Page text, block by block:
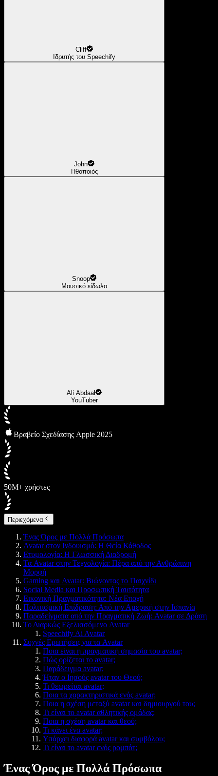
Cliff
Ιδρυτής του Speechify
John
Ηθοποιός
Snoop
Μουσικό είδωλο
Ali Abdaal
YouTuber
Βραβείο Σχεδίασης Apple 2025
50M+ χρήστες
Περιεχόμενα
Ένας Όρος με Πολλά Πρόσωπα
Avatar στον Ινδουισμό: Η Θεία Κάθοδος
Ετυμολογία: Η Γλωσσική Διαδρομή
Τα Avatar στην Τεχνολογία: Πέρα από την Ανθρώπινη
Μορφή
Gaming και Avatar: Βιώνοντας το Παιχνίδι
Social Media και Προσωπική Ταυτότητα
Εικονική Πραγματικότητα: Νέα Εποχή
Πολιτισμική Επίδραση: Από την Αμερική στην Ισπανία
Παραδείγματα από την Πραγματική Ζωή: Avatar σε Δράση
Το Διαρκώς Εξελισσόμενο Avatar
Speechify Ai Avatar
Συχνές Ερωτήσεις για τα Avatar
Ποια είναι η πραγματική σημασία του avatar;
Πώς ορίζεται το avatar;
Παράδειγμα avatar;
Ήταν ο Ιησούς avatar του Θεού;
Τι θεωρείται avatar;
Ποια τα χαρακτηριστικά ενός avatar;
Ποια η σχέση μεταξύ avatar και δημιουργού του;
Τι είναι το avatar αθλητικής ομάδας;
Ποια η σχέση avatar και θεού;
Τι κάνει ένα avatar;
Υπάρχει διαφορά avatar και συμβόλου;
Τι είναι το avatar ενός ρομπότ;
Ένας Όρος με Πολλά Πρόσωπα